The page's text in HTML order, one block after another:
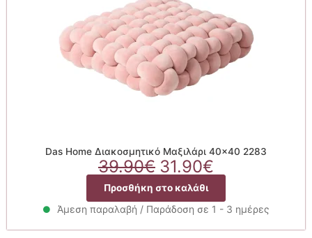
Das Home Διακοσμητικό Μαξιλάρι 40×40 2283
39.90€ Original
price
was:
39.90€.
31.90€
τρέχουσα
τιμή
είναι:
31.90€.
Προσθήκη στο καλάθι
Άμεση παραλαβή / Παράδοση σε 1 - 3 ημέρες